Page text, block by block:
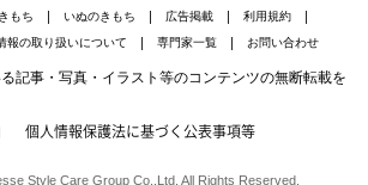
もち いぬのきもち 広告掲載
利用規約
報の取り扱いについて 専門家一覧 お問い合わせ
記事・写真・イラスト等のコンテンツの無断転載を
個人情報保護法に基づく公表事項等
Style Care Group Co.,Ltd. All Rights Reserved.